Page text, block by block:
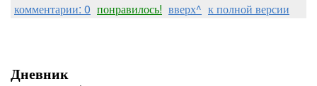
комментарии: 0 понравилось! вверх^ к полной версии
Дневник